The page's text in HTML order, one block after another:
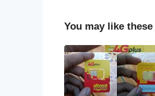
You may like